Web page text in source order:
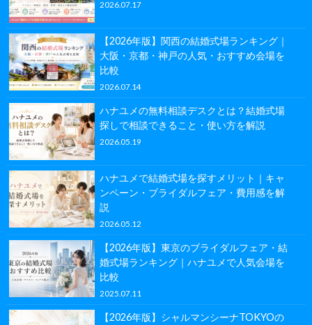
2026.07.17
【2026年版】関西の結婚式場ランキング｜
大阪・京都・神戸の人気・おすすめ会場を
比較
2026.07.14
ハナユメの無料相談デスクとは？結婚式場
探しで相談できること・使い方を解説
2026.05.19
ハナユメで結婚式場を探すメリット｜キャ
ンペーン・ブライダルフェア・費用感を解
説
2026.05.12
【2026年版】東京のブライダルフェア・結
婚式場ランキング｜ハナユメで人気会場を
比較
2025.07.11
【2026年版】シャルマンシーナTOKYOの